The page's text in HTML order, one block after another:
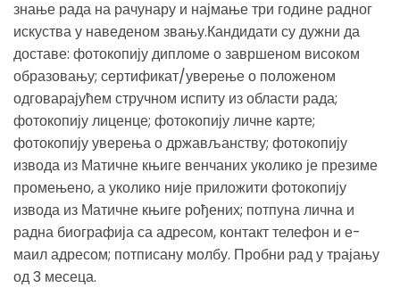
знање рада на рачунару и најмање три године радног
искуства у наведеном звању.Кандидати су дужни да
доставе: фотокопију дипломе о завршеном високом
образовању; сертификат/уверење о положеном
одговарајућем стручном испиту из области рада;
фотокопију лиценце; фотокопију личне карте;
фотокопију уверења о држављанству; фотокопију
извода из Матичне књиге венчаних уколико је презиме
промењено, а уколико није приложити фотокопију
извода из Матичне књиге рођених; потпуна лична и
радна биографија са адресом, контакт телефон и е-
маил адресом; потписану молбу. Пробни рад у трајању
од 3 месеца.